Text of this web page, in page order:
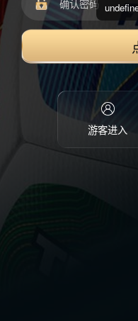
游客进入